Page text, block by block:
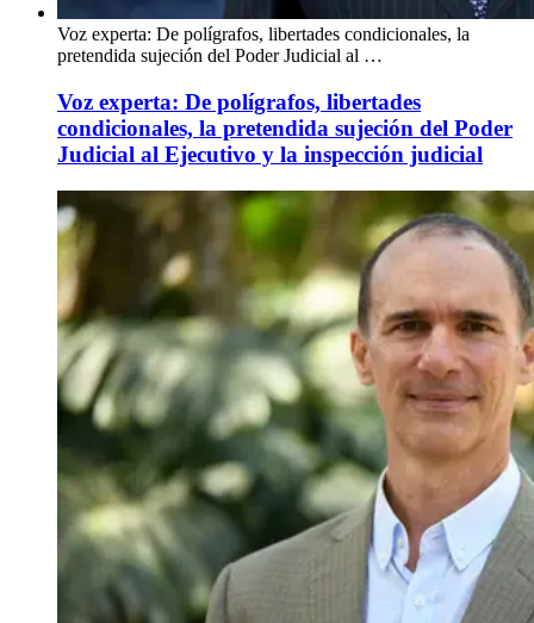
Voz experta: De polígrafos, libertades condicionales, la
pretendida sujeción del Poder Judicial al …
Voz experta: De polígrafos, libertades
condicionales, la pretendida sujeción del Poder
Judicial al Ejecutivo y la inspección judicial